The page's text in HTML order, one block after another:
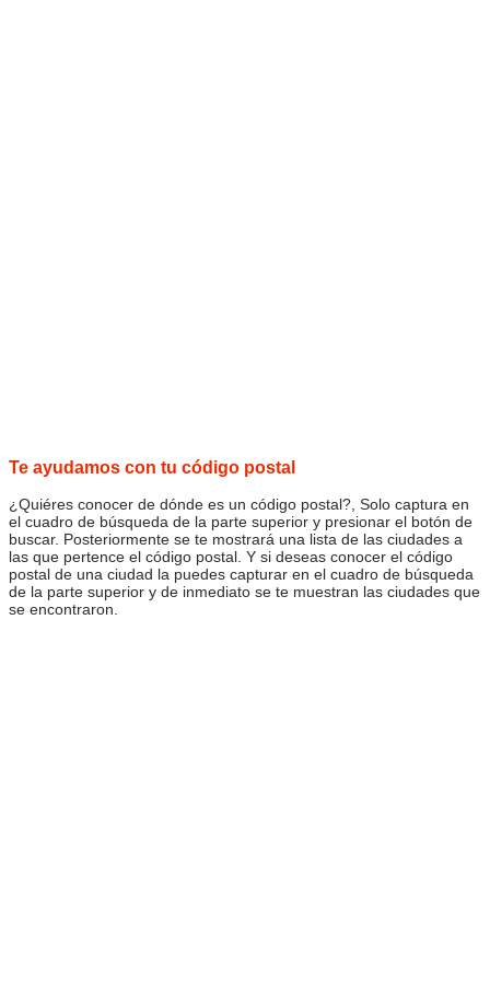
Te ayudamos con tu código postal
¿Quiéres conocer de dónde es un código postal?, Solo captura en
el cuadro de búsqueda de la parte superior y presionar el botón de
buscar. Posteriormente se te mostrará una lista de las ciudades a
las que pertence el código postal. Y si deseas conocer el código
postal de una ciudad la puedes capturar en el cuadro de búsqueda
de la parte superior y de inmediato se te muestran las ciudades que
se encontraron.